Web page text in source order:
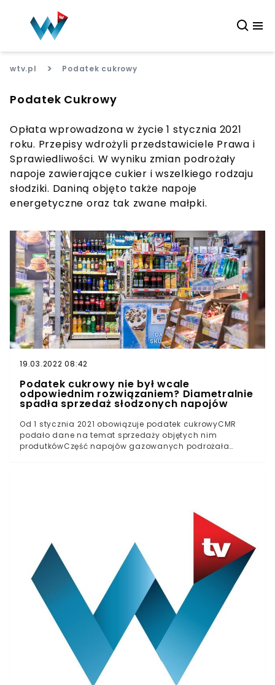
wtv.pl > Podatek cukrowy
Podatek Cukrowy
Opłata wprowadzona w życie 1 stycznia 2021
roku. Przepisy wdrożyli przedstawiciele Prawa i
Sprawiedliwości. W wyniku zmian podrożały
napoje zawierające cukier i wszelkiego rodzaju
słodziki. Daniną objęto także napoje
energetyczne oraz tak zwane małpki.
19.03.2022 08:42
Podatek cukrowy nie był wcale
odpowiednim rozwiązaniem? Diametralnie
spadła sprzedaż słodzonych napojów
Od 1 stycznia 2021 obowiązuje podatek cukrowyCMR
podało dane na temat sprzedaży objętych nim
produtkówCzęść napojów gazowanych podrożała
groszy na litr napoju z cukrem i/lub słodzikiem, dodatek
10 gr za litr napoju z zawartością kofeiny/tauryny. Część
zmienna to 5 groszy za każdy gram cukru powyżej jego
zawartości 5 gram/100 ml w przeliczeniu na litr napoju.
Wyznaczony został górny limit opłaty, który wynosi 1,20
zł za litr napoju" - tłumaczy CMR.Z części stałej opłaty
zwolnione są napoje z zawartością soków owocowo-
warzywnych na poziomie co najmniej 20 proc. Z
podatku cukrowego zwolnione są także napoje
składające się w większości z mleka, np. kawy mrożone,
jak również napoje węglowodanowo-elektrolitowe takie
jak izotoniki.Najmniejszy wzrost cen w związku z
wprowadzeniem podatku cukrowego odnotowano w
styczniu 2021 roku w przypadku napojów
energetycznych, które w przeliczeniu na litr napoju
podrożały średnio o 8 proc. względem końcówki 2020